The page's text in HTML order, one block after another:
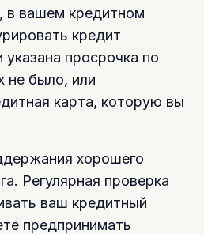
в вашем кредитном
кредит
просрочка по
не было, или
карта, которую вы
хорошего
Регулярная проверка
ваш кредитный
предпринимать